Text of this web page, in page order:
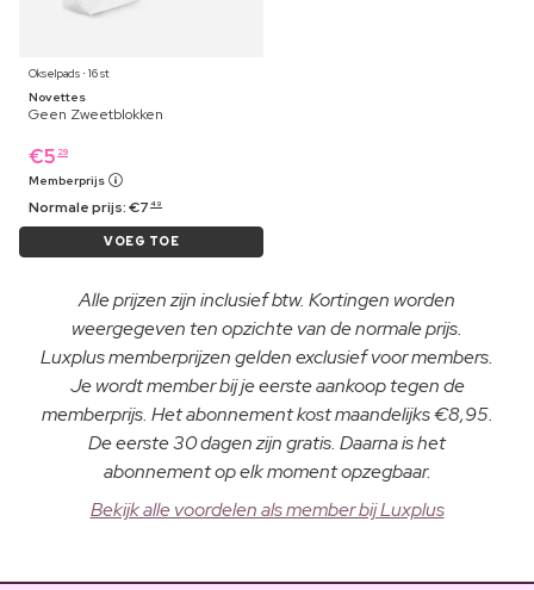
Okselpads ⋅ 16 st
Novettes
Geen Zweetblokken
€5 29
Memberprijs
Normale prijs:€7 49
VOEG TOE
Alle prijzen zijn inclusief btw. Kortingen worden
weergegeven ten opzichte van de normale prijs.
Luxplus memberprijzen gelden exclusief voor members.
Je wordt member bij je eerste aankoop tegen de
memberprijs. Het abonnement kost maandelijks €8,95.
De eerste 30 dagen zijn gratis. Daarna is het
abonnement op elk moment opzegbaar.
Bekijk alle voordelen als member bij Luxplus